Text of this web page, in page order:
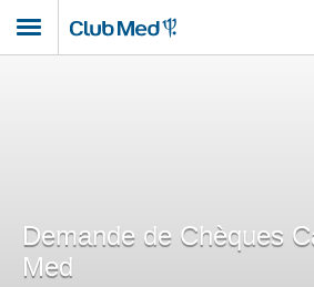
Ouvrir le menu
Club Med Homepage
Demande de Chèques
Med